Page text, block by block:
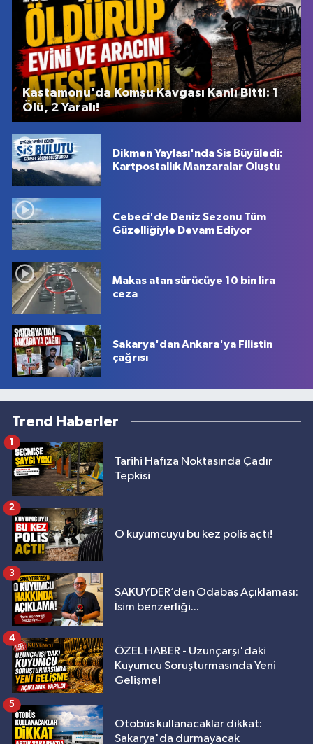
Kastamonu'da Komşu Kavgası Kanlı Bitti: 1
Ölü, 2 Yaralı!
Dikmen Yaylası'nda Sis Büyüledi:
Kartpostallık Manzaralar Oluştu
Cebeci'de Deniz Sezonu Tüm
Güzelliğiyle Devam Ediyor
Makas atan sürücüye 10 bin lira
ceza
Sakarya'dan Ankara'ya Filistin
çağrısı
Trend Haberler
Tarihi Hafıza Noktasında Çadır
Tepkisi
1
O kuyumcuyu bu kez polis açtı!
2
SAKUYDER’den Odabaş Açıklaması:
İsim benzerliği...
3
ÖZEL HABER - Uzunçarşı'daki
Kuyumcu Soruşturmasında Yeni
Gelişme!
4
Otobüs kullanacaklar dikkat:
Sakarya'da durmayacak
5